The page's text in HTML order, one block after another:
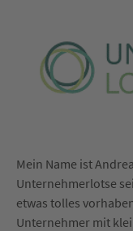
Mein Name ist
Unternehmerlotse
etwas tolles
Unternehmer mit